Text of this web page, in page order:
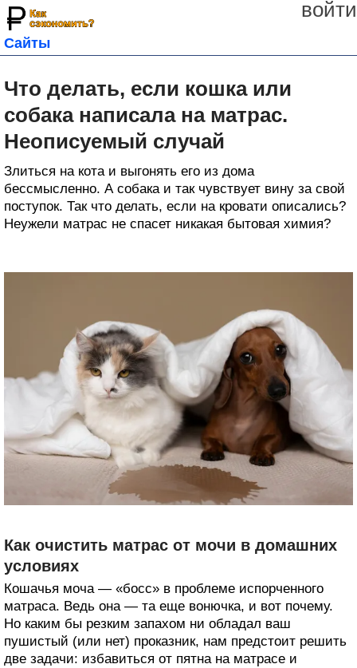
войти
Сайты
Что делать, если кошка или
собака написала на матрас.
Неописуемый случай
Злиться на кота и выгонять его из дома
бессмысленно. А собака и так чувствует вину за свой
поступок. Так что делать, если на кровати описались?
Неужели матрас не спасет никакая бытовая химия?
Как очистить матрас от мочи в домашних
условиях
Кошачья моча — «босс» в проблеме испорченного
матраса. Ведь она — та еще вонючка, и вот почему.
Но каким бы резким запахом ни обладал ваш
пушистый (или нет) проказник, нам предстоит решить
две задачи: избавиться от пятна на матрасе и